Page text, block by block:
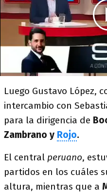
Luego Gustavo López,
intercambio con
para la dirigencia de
Zambrano y Rojo.
El central peruano,
partidos en los cuáles
altura, mientras que a